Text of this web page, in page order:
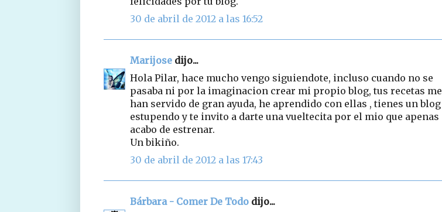
30 de abril de 2012 a las 16:52
Marijose dijo...
Hola Pilar, hace mucho vengo siguiendote, incluso cuando no se
pasaba ni por la imaginacion crear mi propio blog, tus recetas me
han servido de gran ayuda, he aprendido con ellas , tienes un blog
estupendo y te invito a darte una vueltecita por el mio que apenas
acabo de estrenar.
Un bikiño.
30 de abril de 2012 a las 17:43
Bárbara - Comer De Todo dijo...